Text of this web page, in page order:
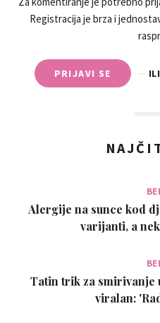
Registracija je brza i
PRIJAVI SE ILI
Alergije na sunce kod
varijanti, a
Tatin trik za smirivanje
viralan: